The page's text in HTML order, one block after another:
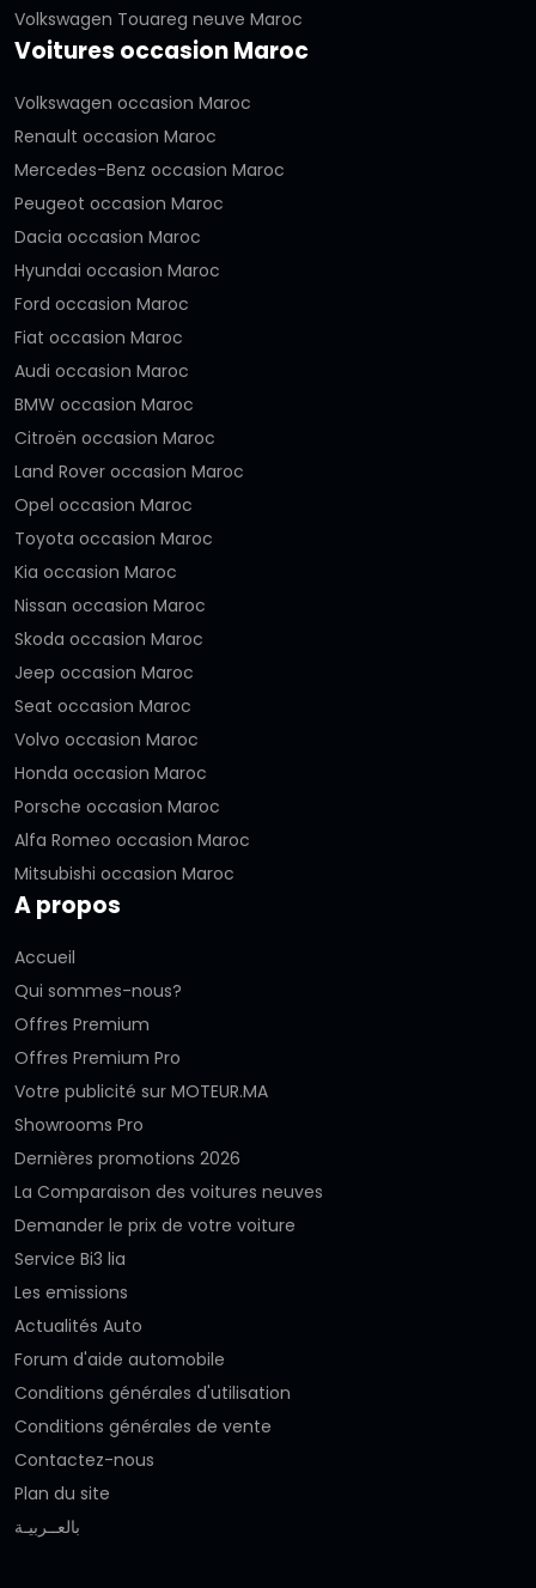
Volkswagen Touareg neuve Maroc
Voitures occasion Maroc
Volkswagen occasion Maroc
Renault occasion Maroc
Mercedes-Benz occasion Maroc
Peugeot occasion Maroc
Dacia occasion Maroc
Hyundai occasion Maroc
Ford occasion Maroc
Fiat occasion Maroc
Audi occasion Maroc
BMW occasion Maroc
Citroën occasion Maroc
Land Rover occasion Maroc
Opel occasion Maroc
Toyota occasion Maroc
Kia occasion Maroc
Nissan occasion Maroc
Skoda occasion Maroc
Jeep occasion Maroc
Seat occasion Maroc
Volvo occasion Maroc
Honda occasion Maroc
Porsche occasion Maroc
Alfa Romeo occasion Maroc
Mitsubishi occasion Maroc
A propos
Accueil
Qui sommes-nous?
Offres Premium
Offres Premium Pro
Votre publicité sur MOTEUR.MA
Showrooms Pro
Dernières promotions 2026
La Comparaison des voitures neuves
Demander le prix de votre voiture
Service Bi3 lia
Les emissions
Actualités Auto
Forum d'aide automobile
Conditions générales d'utilisation
Conditions générales de vente
Contactez-nous
Plan du site
بالعــربيـة